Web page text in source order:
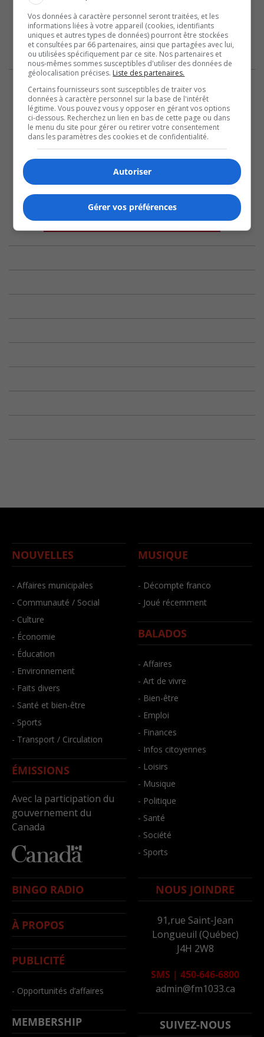
NOUVELLES
- Affaires municipales
- Communauté / Social
- Culture
- Économie
- Éducation
- Environnement
- Faits divers
- Santé et bien-être
- Sports
- Transport / Circulation
ÉMISSIONS
Avec la participation du
gouvernement du
Canada
MUSIQUE
- Décompte franco
- Joué récemment
BALADOS
- Affaires
- Art de vivre
- Bien-être
- Emploi
- Finances
- Infos citoyennes
- Loisirs
- Musique
- Politique
- Santé
- Société
- Sports
BINGO RADIO
À PROPOS
PUBLICITÉ
- Opportunités d’affaires
MEMBERSHIP
NOUS JOINDRE
91,rue Saint-Jean
Longueuil (Québec)
J4H 2W8
SMS | 450-646-6800
admin@fm1033.ca
SUIVEZ-NOUS
Vos données à caractère personnel seront traitées, et les
informations liées à votre appareil (cookies, identifiants
uniques et autres types de données) pourront être stockées
et consultées par 66 partenaires, ainsi que partagées avec lui,
ou utilisées spécifiquement par ce site. Nos partenaires et
nous-mêmes sommes susceptibles d'utiliser des données de
géolocalisation précises. Liste des partenaires.
Certains fournisseurs sont susceptibles de traiter vos
données à caractère personnel sur la base de l'intérêt
légitime. Vous pouvez vous y opposer en gérant vos options
ci-dessous. Recherchez un lien en bas de cette page ou dans
le menu du site pour gérer ou retirer votre consentement
dans les paramètres des cookies et de confidentialité.
Autoriser
Gérer vos préférences